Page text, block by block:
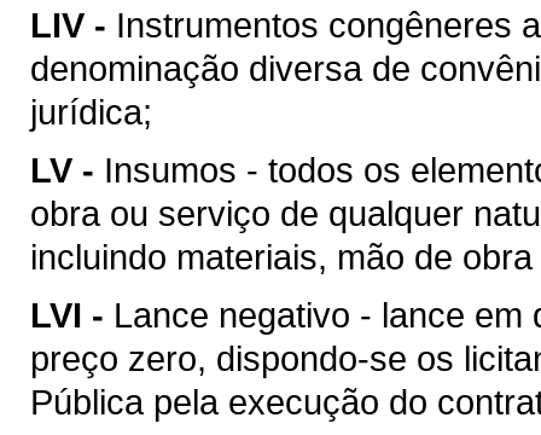
LIV - Instrumentos congêneres
denominação diversa de
jurídica;
LV - Insumos - todos os
obra ou serviço de qualquer
incluindo materiais, mão de
LVI - Lance negativo - lance em
preço zero, dispondo-se os
Pública pela execução do